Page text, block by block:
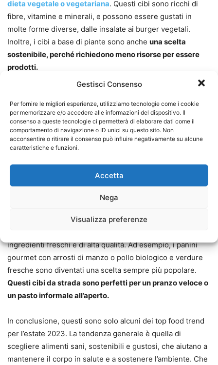
Gestisci Consenso
Per fornire le migliori esperienze, utilizziamo tecnologie come i cookie
per memorizzare e/o accedere alle informazioni del dispositivo. Il
consenso a queste tecnologie ci permetterà di elaborare dati come il
comportamento di navigazione o ID unici su questo sito. Non
acconsentire o ritirare il consenso può influire negativamente su alcune
caratteristiche e funzioni.
Accetta
Nega
Visualizza preferenze
dieta vegetale o vegetariana. Questi cibi sono ricchi di
fibre, vitamine e minerali, e possono essere gustati in
molte forme diverse, dalle insalate ai burger vegetali.
Inoltre, i cibi a base di piante sono anche una scelta
sostenibile, perché richiedono meno risorse per essere
prodotti.
l’estate 2023. Questi cibi sono non solo belli da vedere,
ma anche ricchi di nutrienti. Ad esempio, la frutta e la
verdura di colore arancione, come le carote, le pesche e il
mango, sono ricche di vitamina A.La verdura di colore
ferro e calcio
possono essere utilizzati in molti piatti diversi.
sempre stati popolari durante l’estate. Quest’anno, il trend
ingredienti freschi e di alta qualità. Ad esempio, i panini
gourmet con arrosti di manzo o pollo biologico e verdure
fresche sono diventati una scelta sempre più popolare.
Questi cibi da strada sono perfetti per un pranzo veloce o
un pasto informale all’aperto.
In conclusione, questi sono solo alcuni dei top food trend
per l’estate 2023. La tendenza generale è quella di
scegliere alimenti sani, sostenibili e gustosi, che aiutano a
mantenere il corpo in salute e a sostenere l’ambiente. Che